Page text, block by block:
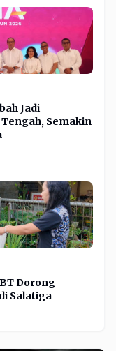
Jadi
Semakin
Dorong
Salatiga